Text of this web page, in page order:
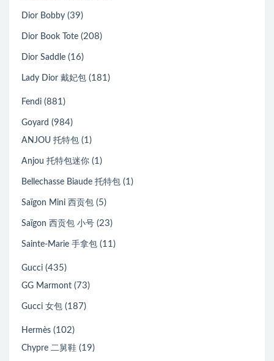
Dior Bobby (39)
Dior Book Tote (208)
Dior Saddle (16)
Lady Dior 戴妃包 (181)
Fendi (881)
Goyard (984)
ANJOU 托特包 (1)
Anjou 托特包迷你 (1)
Bellechasse Biaude 托特包 (1)
Saïgon Mini 西贡包 (5)
Saïgon 西贡包 小号 (23)
Sainte-Marie 手拿包 (11)
Gucci (435)
GG Marmont (73)
Gucci 女包 (187)
Hermès (102)
Chypre 二舅鞋 (19)